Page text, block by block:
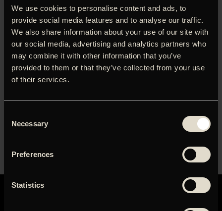
We use cookies to personalise content and ads, to
provide social media features and to analyse our traffic.
We also share information about your use of our site with
our social media, advertising and analytics partners who
may combine it with other information that you’ve
provided to them or that they’ve collected from your use
of their services.
Selection
Necessary
Preferences
Statistics
Oscar-optakt med morgen(filter)kaffe og Q&A med
filmenes skabere.
Eksklusiv visning af Danmarks to Oscar-kandidater samt
Q&A ved filmjournalist Ann Lind med instruktør Anders
Walther (‘Ivalu’) og filmklipper Michael Aaglund (‘A House
Made of Splinters’).
Anders Walters ‘Ivalu’ er nomineret i kategorien for bedste
Splinters’ er nomineret til en Oscar i kategorien for bedste
Der er gratis (filter)kaffe inden visningen. Køb billetter her.